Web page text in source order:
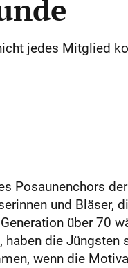
jedes Mitglied
Posaunenchors der
und Bläser,
über 70
haben die Jüngsten
wenn die